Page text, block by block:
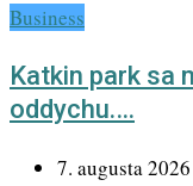
Business
Katkin park sa
oddychu.…
7. augusta 2026